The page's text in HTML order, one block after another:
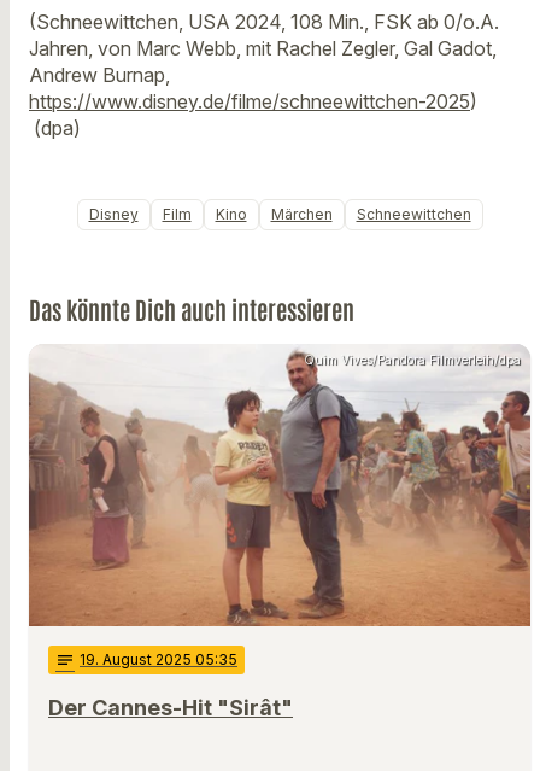
(Schneewittchen, USA 2024, 108 Min., FSK ab 0/o.A.
Jahren, von Marc Webb, mit Rachel Zegler, Gal Gadot,
Andrew Burnap,
https://www.disney.de/filme/schneewittchen-2025)
(dpa)
Disney Film Kino Märchen Schneewittchen
Das könnte Dich auch interessieren
Quim Vives/Pandora Filmverleih/dpa
notes 19. August 2025 05:35
Der Cannes-Hit "Sirât"